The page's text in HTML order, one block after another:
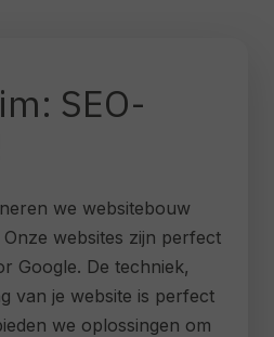
SEO-
we websitebouw
Onze websites zijn perfect
Google. De techniek,
van je website is perfect
we oplossingen om